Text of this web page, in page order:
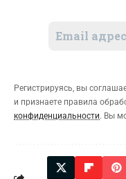
Регистрируясь, вы
и признаете правила
конфиденциальности. Вы